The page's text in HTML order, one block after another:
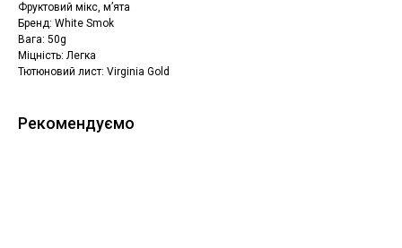
Фруктовий мікс, мʼята
Бренд: White Smok
Вага: 50g
Міцність: Легка
Тютюновий лист: Virginia Gold
Рекомендуємо